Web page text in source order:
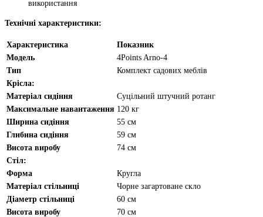
використання
Технічні характеристики:
Характеристика
Показник
Модель
4Points Arno-4
Тип
Комплект садових меблів
Крісла:
Матеріал сидіння
Суцільний штучний ротанг
Максимальне навантаження 120 кг
Ширина сидіння
55 см
Глибина сидіння
59 см
Висота виробу
74 см
Стіл:
Форма
Кругла
Матеріал стільниці
Чорне загартоване скло
Діаметр стільниці
60 см
Висота виробу
70 см